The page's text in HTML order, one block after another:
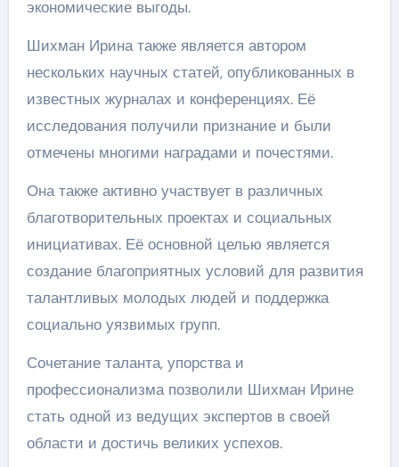
экономические выгоды.
Шихман Ирина также является автором
нескольких научных статей, опубликованных в
известных журналах и конференциях. Её
исследования получили признание и были
отмечены многими наградами и почестями.
Она также активно участвует в различных
благотворительных проектах и социальных
инициативах. Её основной целью является
создание благоприятных условий для развития
талантливых молодых людей и поддержка
социально уязвимых групп.
Сочетание таланта, упорства и
профессионализма позволили Шихман Ирине
стать одной из ведущих экспертов в своей
области и достичь великих успехов.